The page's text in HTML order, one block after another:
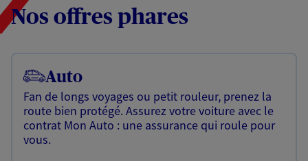
Nos offres phares
Auto
Fan de longs voyages ou petit rouleur, prenez la
route bien protégé. Assurez votre voiture avec le
contrat Mon Auto : une assurance qui roule pour
vous.